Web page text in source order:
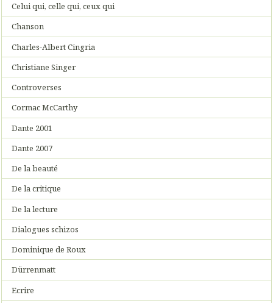
Celui qui, celle qui, ceux qui
Chanson
Charles-Albert Cingria
Christiane Singer
Controverses
Cormac McCarthy
Dante 2001
Dante 2007
De la beauté
De la critique
De la lecture
Dialogues schizos
Dominique de Roux
Dürrenmatt
Ecrire